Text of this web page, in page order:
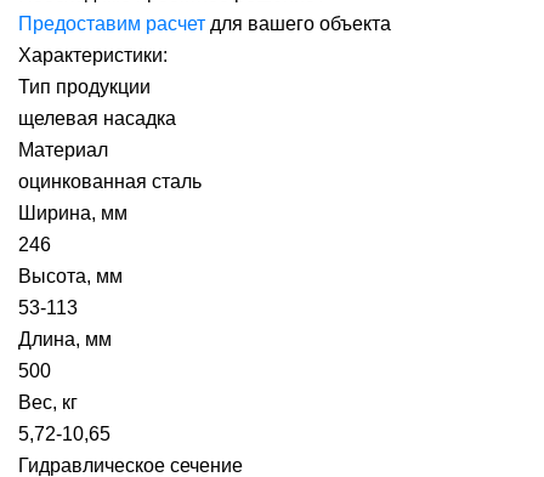
Предоставим расчет для вашего объекта
Характеристики:
Тип продукции
щелевая насадка
Материал
оцинкованная сталь
Ширина, мм
246
Высота, мм
53-113
Длина, мм
500
Вес, кг
5,72-10,65
Гидравлическое сечение